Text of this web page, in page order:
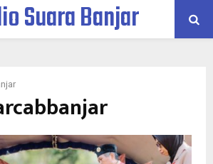
Suara Banjar